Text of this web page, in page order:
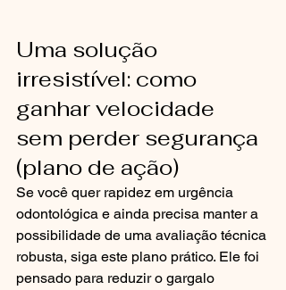
Uma solução
irresistível: como
ganhar velocidade
sem perder segurança
(plano de ação)
Se você quer rapidez em urgência
odontológica e ainda precisa manter a
possibilidade de uma avaliação técnica
robusta, siga este plano prático. Ele foi
pensado para reduzir o gargalo